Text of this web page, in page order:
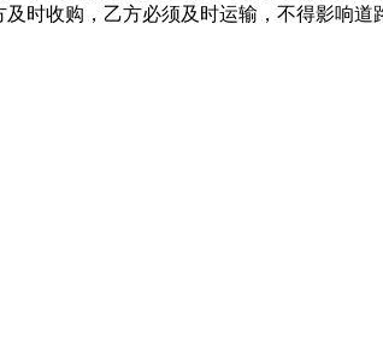
时收购，乙方必须及时运输，不得影响道